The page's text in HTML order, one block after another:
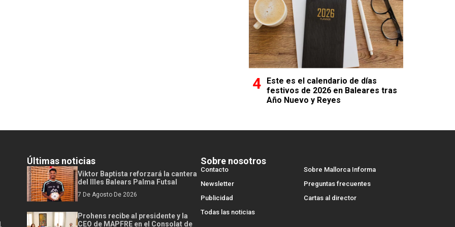
Este es el calendario de días
festivos de 2026 en Baleares tras
Año Nuevo y Reyes
Últimas noticias
Viktor Baptista reforzará la cantera
del Illes Balears Palma Futsal
7 De Agosto De 2026
Prohens recibe al presidente y la
CEO de MAPFRE en el Consolat de
Sobre nosotros
Contacto
Sobre Mallorca Informa
Newsletter
Preguntas frecuentes
Publicidad
Cartas al director
Todas las noticias